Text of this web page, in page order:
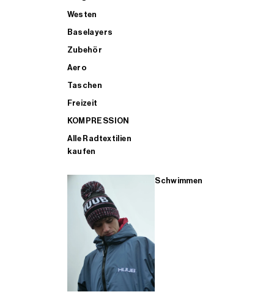
Westen
Baselayers
Zubehör
Aero
Taschen
Freizeit
KOMPRESSION
Alle Radtextilien
kaufen
Schwimmen